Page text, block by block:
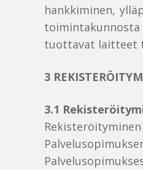
hankkiminen,
tuottavat laitteet
3
3.1